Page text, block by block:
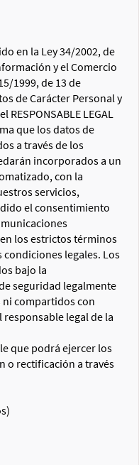
en la Ley 34/2002, de
y el Comercio
1999, de 13 de
de Carácter Personal y
LEGAL
que los datos de
a través de los
incorporados a un
con la
servicios,
el consentimiento
los estrictos términos
condiciones legales. Los
bajo la
seguridad legalmente
ni compartidos con
legal de la
que podrá ejercer los
o rectificación a través